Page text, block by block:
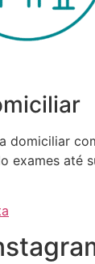
domiciliar
exames até